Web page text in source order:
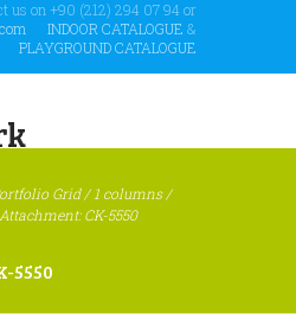
us on +90 (212) 294 07 94 or
INDOOR CATALOGUE &
PLAYGROUND CATALOGUE
Grid/1 columns/
Attachment: CK-5550
5550